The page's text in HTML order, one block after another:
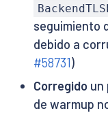
seguimiento
debido a
#58731)
Corregidoun
de warmup